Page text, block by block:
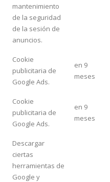
mantenimiento
de la seguridad
de la sesión de
anuncios.
Cookie
publicitaria de
Google Ads.
en 9
meses
Cookie
publicitaria de
Google Ads.
en 9
meses
Descargar
ciertas
herramientas de
Google y